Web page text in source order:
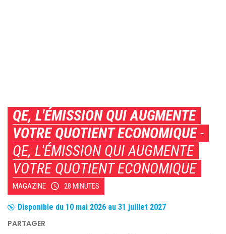
QE, L'ÉMISSION QUI AUGMENTE
VOTRE QUOTIENT ECONOMIQUE-
QE, L'ÉMISSION QUI AUGMENTE
VOTRE QUOTIENT ECONOMIQUE
MAGAZINE 28 MINUTES
Disponible du 10 mai 2026 au 31 juillet 2027